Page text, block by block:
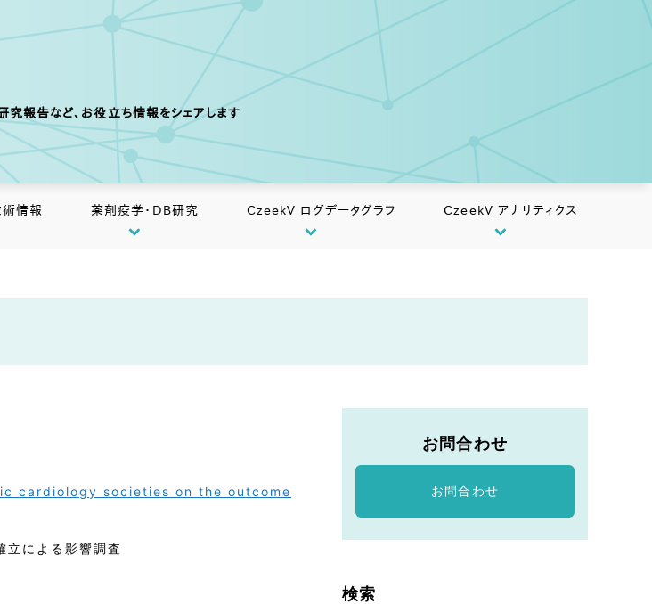
究報告など、お役立ち情報をシェアします
術情報 薬剤疫学・DB研究 CzeekV ログデータグラフ CzeekV アナリティクス
societies on the outcome
立による影響調査
お問合わせ
お問合わせ
検索